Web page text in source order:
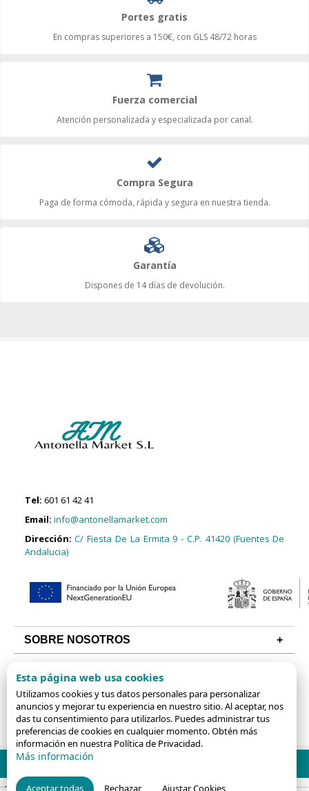
Portes gratis
En compras superiores a 150€, con GLS 48/72 horas
Fuerza comercial
Atención personalizada y especializada por canal.
Compra Segura
Paga de forma cómoda, rápida y segura en nuestra tienda.
Garantía
Dispones de 14 días de devolución.
Tel: 601 61 42 41
Email: info@antonellamarket.com
Dirección:C/ Fiesta De La Ermita 9 - C.P. 41420 (Fuentes De
Andalucia)
SOBRE NOSOTROS
ALGUNAS CATEGORÍAS
Platform:ShopinCloud
Esta página web usa cookies
Utilizamos cookies y tus datos personales para personalizar
anuncios y mejorar tu experiencia en nuestro sitio. Al aceptar, nos
das tu consentimiento para utilizarlos. Puedes administrar tus
preferencias de cookies en cualquier momento. Obtén más
información en nuestra Política de Privacidad.
Más información
Aceptar todas Rechazar Ajustar Cookies